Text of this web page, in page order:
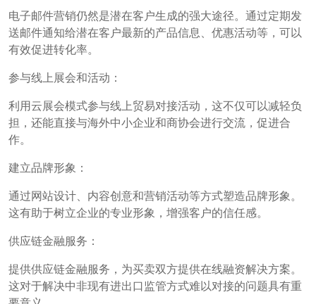
电子邮件营销仍然是潜在客户生成的强大途径。通过定期发
送邮件通知给潜在客户最新的产品信息、优惠活动等，可以
有效促进转化率。
参与线上展会和活动：
利用云展会模式参与线上贸易对接活动，这不仅可以减轻负
担，还能直接与海外中小企业和商协会进行交流，促进合
作。
建立品牌形象：
通过网站设计、内容创意和营销活动等方式塑造品牌形象。
这有助于树立企业的专业形象，增强客户的信任感。
供应链金融服务：
提供供应链金融服务，为买卖双方提供在线融资解决方案。
这对于解决中非现有进出口监管方式难以对接的问题具有重